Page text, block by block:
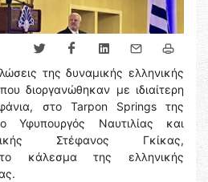
της δυναμικής ελληνικής
διοργανώθηκαν με ιδιαίτερη
στο Tarpon Springs της
Υφυπουργός Ναυτιλίας και
Στέφανος Γκίκας,
κάλεσμα της ελληνικής